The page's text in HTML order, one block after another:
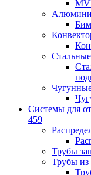
Системы для
459
Трубы
Трубы из